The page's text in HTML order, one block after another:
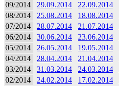
09/2014
29.09.2014 22.09.2014
08/2014
25.08.2014 18.08.2014
07/2014
28.07.2014 21.07.2014
06/2014
30.06.2014 23.06.2014
05/2014
26.05.2014 19.05.2014
04/2014
28.04.2014 21.04.2014
03/2014
31.03.2014 24.03.2014
02/2014
24.02.2014 17.02.2014